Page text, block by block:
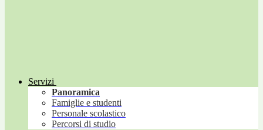
Servizi
Panoramica
Famiglie e studenti
Personale scolastico
Percorsi di studio